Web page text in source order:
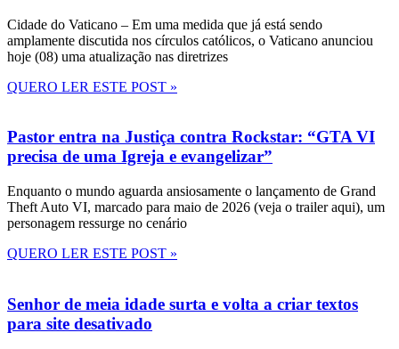
Cidade do Vaticano – Em uma medida que já está sendo
amplamente discutida nos círculos católicos, o Vaticano anunciou
hoje (08) uma atualização nas diretrizes
QUERO LER ESTE POST »
Pastor entra na Justiça contra Rockstar: “GTA VI
precisa de uma Igreja e evangelizar”
Enquanto o mundo aguarda ansiosamente o lançamento de Grand
Theft Auto VI, marcado para maio de 2026 (veja o trailer aqui), um
personagem ressurge no cenário
QUERO LER ESTE POST »
Senhor de meia idade surta e volta a criar textos
para site desativado